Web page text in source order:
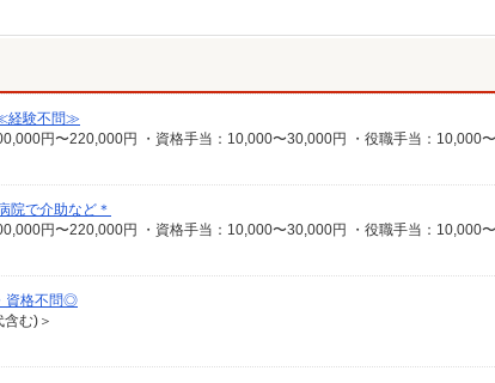
経験不問≫
院で介助など＊
資格不問◎
む)＞